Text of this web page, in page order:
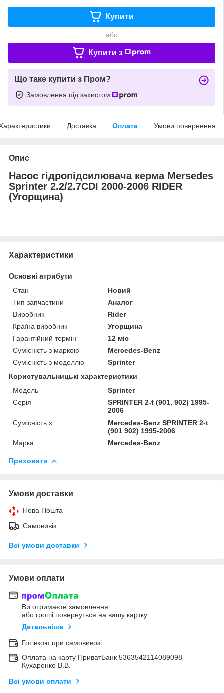
Купити
або
Купити з
Що таке купити з Пром?
Замовлення під захистом
Доставка Оплата Умови повернення
Опис
Насос гідропідсилювача керма Mersedes
Sprinter 2.2/2.7CDI 2000-2006 RIDER
(Угорщина)
Характеристики
Основні атрибути
Стан
Новий
Тип запчастини
Аналог
Виробник
Rider
Країна виробник
Угорщина
Гарантійний термін
12 міс
Сумісність з маркою
Mercedes-Benz
Сумісність з моделлю
Sprinter
Користувальницькі характеристики
Модель
Sprinter
Серія
SPRINTER 2-t (901, 902) 1995-
2006
Сумісність з:
Mercedes-Benz SPRINTER 2-t
(901 902) 1995-2006
Марка
Mercedes-Benz
Приховати
Умови доставки
Нова Пошта
Самовивіз
Всі умови доставки
Умови оплати
Ви отримаєте замовлення
або гроші повернуться на вашу картку
Детальніше
Готівкою при самовивозі
Оплата на карту ПриватБанк 5363542114089098
Кухаренко В.В.
Всі умови оплати